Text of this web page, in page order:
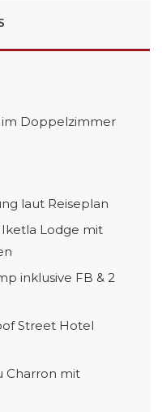
im Doppelzimmer
laut Reiseplan
Lodge mit
inklusive FB & 2
Street Hotel
Charron mit